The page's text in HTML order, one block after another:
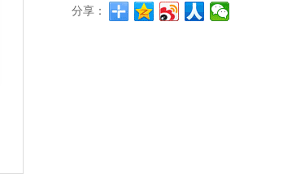
分享：